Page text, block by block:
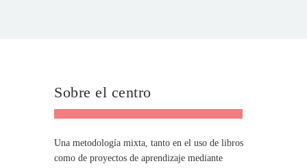
Sobre el centro
Una metodología mixta, tanto en el uso de libros
como de proyectos de aprendizaje mediante